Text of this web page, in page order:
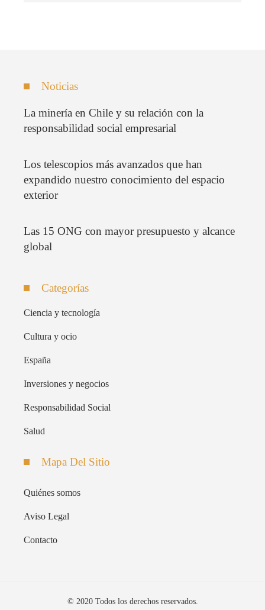
Noticias
La minería en Chile y su relación con la
responsabilidad social empresarial
Los telescopios más avanzados que han
expandido nuestro conocimiento del espacio
exterior
Las 15 ONG con mayor presupuesto y alcance
global
Categorías
Ciencia y tecnología
Cultura y ocio
España
Inversiones y negocios
Responsabilidad Social
Salud
Mapa Del Sitio
Quiénes somos
Aviso Legal
Contacto
© 2020 Todos los derechos reservados.